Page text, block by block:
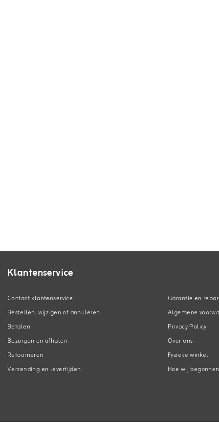
Klantenservice
Contact klantenservice
Bestellen, wijzigen of annuleren
Betalen
Bezorgen en afhalen
Retourneren
Verzending en levertijden
Garantie en
Algemene
Privacy Policy
Over ons
Fysieke winkel
Hoe wij begonnen